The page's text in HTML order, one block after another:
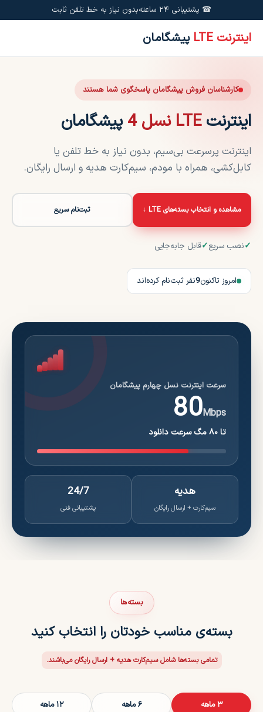
☎ پشتیبانی ۲۴ ساعته بدون نیاز به خط تلفن ثابت
اینترنت LTE پیشگامان
کارشناسان فروش پیشگامان پاسخگوی شما هستند
اینترنتLTE نسل 4 پیشگامان
اینترنت پرسرعت بی‌سیم، بدون نیاز به خط تلفن یا
کابل‌کشی، همراه با مودم، سیم‌کارت هدیه و ارسال رایگان.
مشاهده و انتخاب بسته‌های LTE ↓ ثبت‌نام سریع
✓نصب سریع✓قابل جابه‌جایی
امروز تاکنون9نفر ثبت‌نام کرده‌اند
سرعت اینترنت نسل چهارم پیشگامان
80Mbps
تا ۸۰ مگ سرعت دانلود
هدیه
سیم‌کارت + ارسال رایگان
24/7
پشتیبانی فنی
بسته‌ها
بسته‌ی مناسب خودتان را انتخاب کنید
تمامی بسته‌ها شامل سیم‌کارت هدیه + ارسال رایگان می‌باشند.
۳ ماهه ۶ ماهه ۱۲ ماهه